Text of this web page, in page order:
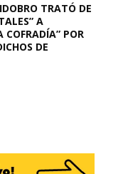
TRATÓ DE
A
COFRADÍA” POR
DE